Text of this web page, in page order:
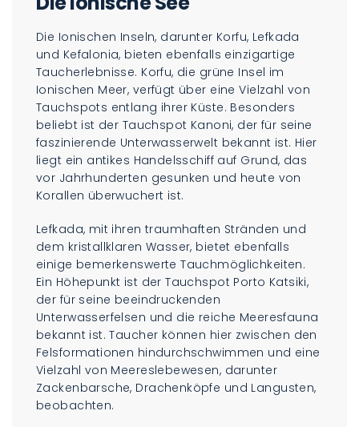
Die Ionischen Inseln, darunter Korfu, Lefkada
und Kefalonia, bieten ebenfalls einzigartige
Taucherlebnisse. Korfu, die grüne Insel im
Ionischen Meer, verfügt über eine Vielzahl von
Tauchspots entlang ihrer Küste. Besonders
beliebt ist der Tauchspot Kanoni, der für seine
faszinierende Unterwasserwelt bekannt ist. Hier
liegt ein antikes Handelsschiff auf Grund, das
vor Jahrhunderten gesunken und heute von
Korallen überwuchert ist.
Lefkada, mit ihren traumhaften Stränden und
dem kristallklaren Wasser, bietet ebenfalls
einige bemerkenswerte Tauchmöglichkeiten.
Ein Höhepunkt ist der Tauchspot Porto Katsiki,
der für seine beeindruckenden
Unterwasserfelsen und die reiche Meeresfauna
bekannt ist. Taucher können hier zwischen den
Felsformationen hindurchschwimmen und eine
Vielzahl von Meereslebewesen, darunter
Zackenbarsche, Drachenköpfe und Langusten,
beobachten.